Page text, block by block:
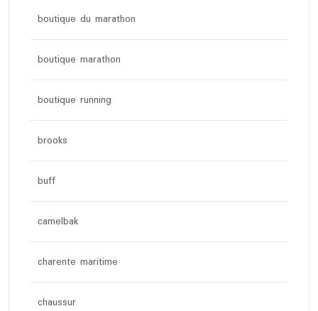
boutique du marathon
boutique marathon
boutique running
brooks
buff
camelbak
charente maritime
chaussur